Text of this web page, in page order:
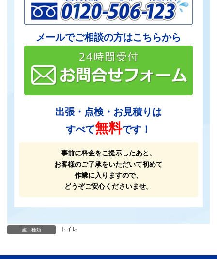
メールでご相談の方はこちらから
出張・点検・お見積りは
すべて無料です！
事前に料金をご提示したあと、
お客様のご了承をいただいて初めて
作業に入りますので、
どうぞご安心くださいませ。
施工種類 トイレ